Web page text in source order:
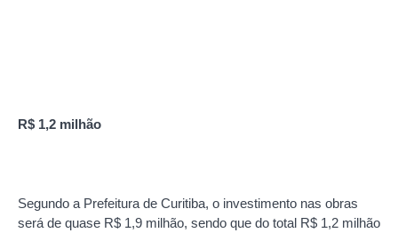
R$ 1,2 milhão
Segundo a Prefeitura de Curitiba, o investimento nas obras
será de quase R$ 1,9 milhão, sendo que do total R$ 1,2 milhão